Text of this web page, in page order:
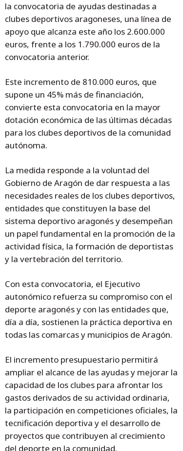
la convocatoria de ayudas destinadas a
clubes deportivos aragoneses, una línea de
apoyo que alcanza este año los 2.600.000
euros, frente a los 1.790.000 euros de la
convocatoria anterior.
Este incremento de 810.000 euros, que
supone un 45% más de financiación,
convierte esta convocatoria en la mayor
dotación económica de las últimas décadas
para los clubes deportivos de la comunidad
autónoma.
La medida responde a la voluntad del
Gobierno de Aragón de dar respuesta a las
necesidades reales de los clubes deportivos,
entidades que constituyen la base del
sistema deportivo aragonés y desempeñan
un papel fundamental en la promoción de la
actividad física, la formación de deportistas
y la vertebración del territorio.
Con esta convocatoria, el Ejecutivo
autonómico refuerza su compromiso con el
deporte aragonés y con las entidades que,
día a día, sostienen la práctica deportiva en
todas las comarcas y municipios de Aragón.
El incremento presupuestario permitirá
ampliar el alcance de las ayudas y mejorar la
capacidad de los clubes para afrontar los
gastos derivados de su actividad ordinaria,
la participación en competiciones oficiales, la
tecnificación deportiva y el desarrollo de
proyectos que contribuyen al crecimiento
del deporte en la comunidad.